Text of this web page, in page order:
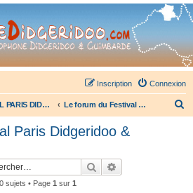
Didgeridoo - retrouvez la communauté.
Connexion
Inscription
FESTIVAL PARIS DIDGERIDOO & PERCUSSION Le forum du Festival Paris Didgeridoo & Percussion
Paris Didgeridoo &
Rechercher
sujets • Page 1 sur 1